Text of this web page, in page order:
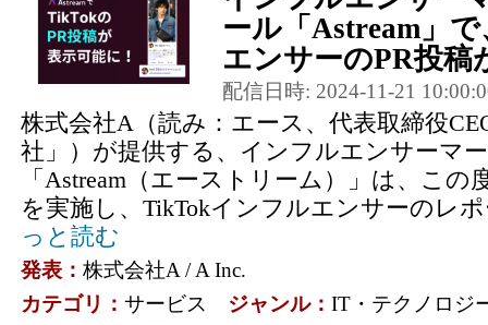
ール「Astream」
エンサーのPR投稿
配信日時: 2024-11-21
株式会社A（読み：エース、代表取締役
社」）が提供する、インフルエンサーマ
「Astream（エーストリーム）」は、こ
を実施し、TikTokインフルエンサーのレ
っと読む
発表： 株式会社A / A Inc.
カテゴリ： サービス ジャンル： IT・テクノロジ